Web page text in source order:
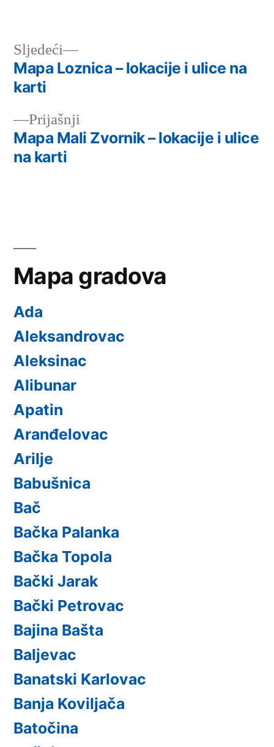
Кретање
чланка
PrijašnjiПретходни
чланак:
Mapa Mali Zvornik – lokacije i ulice
na karti
Sljedeći
Следећи
чланак:
Mapa Loznica – lokacije i ulice na
karti
Mapa gradova
Ada
Aleksandrovac
Aleksinac
Alibunar
Apatin
Aranđelovac
Arilje
Babušnica
Bač
Bačka Palanka
Bačka Topola
Bački Jarak
Bački Petrovac
Bajina Bašta
Baljevac
Banatski Karlovac
Banja Koviljača
Batočina